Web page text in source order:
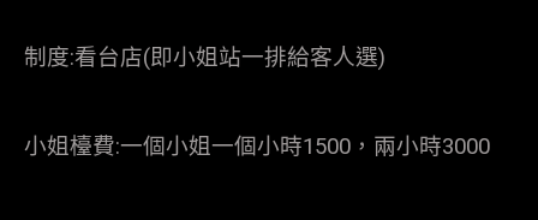
制度:看台店(即小姐站一排給客人選)
小姐檯費:一個小姐一個小時1500，兩小時3000